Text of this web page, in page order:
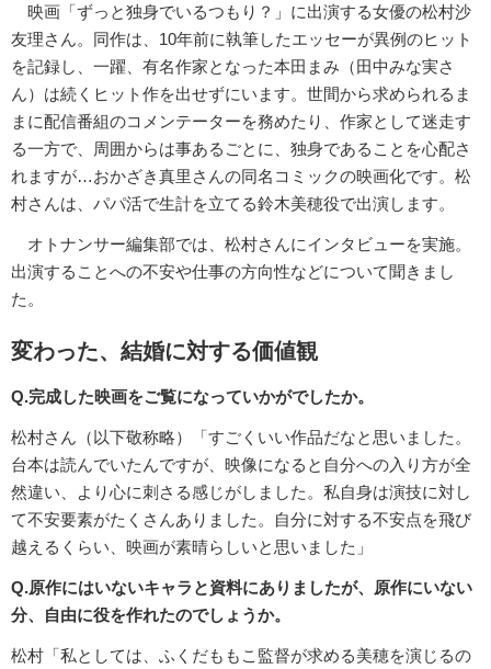
映画「ずっと独身でいるつもり？」に出演する女優の松村沙
友理さん。同作は、10年前に執筆したエッセーが異例のヒット
を記録し、一躍、有名作家となった本田まみ（田中みな実さ
ん）は続くヒット作を出せずにいます。世間から求められるま
まに配信番組のコメンテーターを務めたり、作家として迷走す
る一方で、周囲からは事あるごとに、独身であることを心配さ
れますが…おかざき真里さんの同名コミックの映画化です。松
村さんは、パパ活で生計を立てる鈴木美穂役で出演します。
オトナンサー編集部では、松村さんにインタビューを実施。
出演することへの不安や仕事の方向性などについて聞きまし
た。
変わった、結婚に対する価値観
Q.完成した映画をご覧になっていかがでしたか。
松村さん（以下敬称略）「すごくいい作品だなと思いました。
台本は読んでいたんですが、映像になると自分への入り方が全
然違い、より心に刺さる感じがしました。私自身は演技に対し
て不安要素がたくさんありました。自分に対する不安点を飛び
越えるくらい、映画が素晴らしいと思いました」
Q.原作にはいないキャラと資料にありましたが、原作にいない
分、自由に役を作れたのでしょうか。
松村「私としては、ふくだももこ監督が求める美穂を演じるの